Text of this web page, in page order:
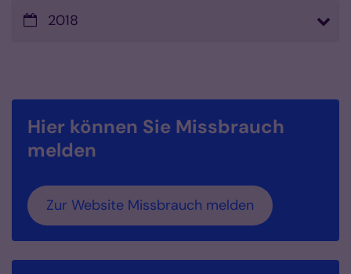
2018
Hier können Sie Missbrauch
melden
Zur Website Missbrauch melden